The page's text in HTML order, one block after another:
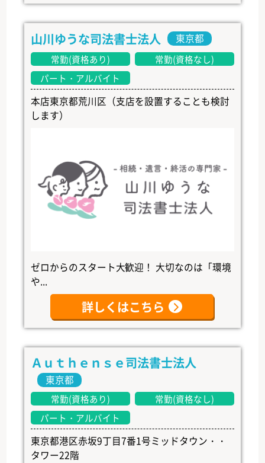
山川ゆうな司法書士法人 東京都
常勤(資格あり)
常勤(資格なし)
パート・アルバイト
本店東京都荒川区（支店を設置することも検討
します）
ゼロからのスタート大歓迎！ 大切なのは「環境
や...
詳しくはこちら
Ａｕｔｈｅｎｓｅ司法書士法人
東京都
常勤(資格あり)
常勤(資格なし)
パート・アルバイト
東京都港区赤坂9丁目7番1号ミッドタウン・・
タワー22階